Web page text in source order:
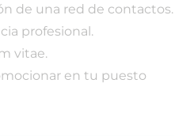
de una red de contactos.
profesional.
vitae.
en tu puesto